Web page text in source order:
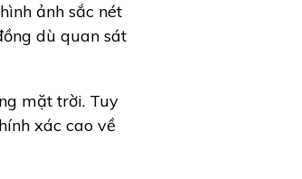
ảnh sắc nét
dù quan sát
mặt trời. Tuy
xác cao về